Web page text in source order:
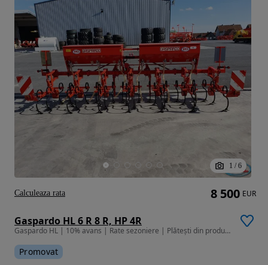
1 / 6
Gaspardo HL 6 R 8 R, HP 4R
Gaspardo HL | 10% avans | Rate sezoniere | Plătești din producție |
Promovat
8 500 EUR
Calculeaza rata